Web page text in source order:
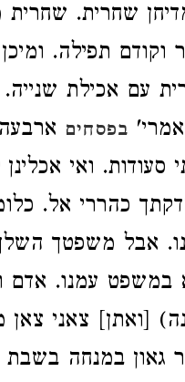
שחרית. שחרית
תפילה. ומיכן
עם אכילת שנייה.
בפסחים
סעודות. ואי
כהררי אל.
אבל משפטך
במשפט עמנו.
[ואתן] צאני
גאון במנחה